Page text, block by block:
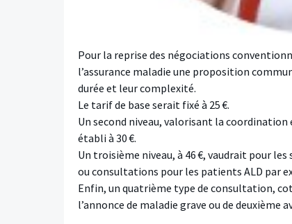
Pour la reprise des négociations
l’assurance maladie une proposition
durée et leur complexité.
Le tarif de base serait fixé à 25 €.
Un second niveau, valorisant la
établi à 30 €.
Un troisième niveau, à 46 €, vaudrait pour
ou consultations pour les patients ALD par
Enfin, un quatrième type de consultation,
l’annonce de maladie grave ou de deuxième